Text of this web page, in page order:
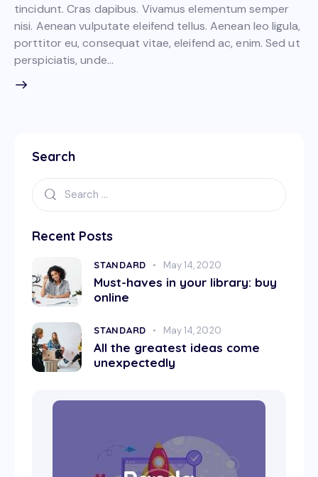
tincidunt. Cras dapibus. Vivamus elementum semper
nisi. Aenean vulputate eleifend tellus. Aenean leo ligula,
porttitor eu, consequat vitae, eleifend ac, enim. Sed ut
perspiciatis, unde…
Search
Recent Posts
STANDARD May 14, 2020
Must-haves in your library: buy
online
STANDARD May 14, 2020
All the greatest ideas come
unexpectedly